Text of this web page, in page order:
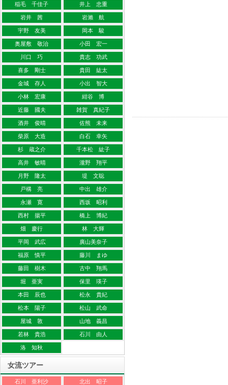
稲毛 千佳子 井上 忠重
岩井 茜 岩瀨 航
宇野 友美 岡本 駿
奥屋敷 敬治 小田 宏一
川口 巧 貴志 功武
喜多 剛士 貴田 紘太
金城 存人 小出 智大
小林 宏康 紺谷 博
近藤 國夫 雑賀 真紀子
酒井 俊晴 佐熊 未来
柴原 大造 白石 幸矢
杉 蔵之介 千本松 紘子
高井 敏晴 瀧野 翔平
月野 隆太 堤 文聡
戸構 亮 中出 雄介
永瀬 寛 西坂 昭利
西村 揚平 橋上 博紀
畑 慶行 林 大輝
平岡 武広 廣山美奈子
福原 慎平 藤川 まゆ
藤田 樹木 古中 翔馬
堀 亜実 保里 瑛子
本田 辰也 松永 貴紀
松本 陽子 松山 武命
屋城 敦 山地 義昌
若林 貴浩 石川 由人
洛 知秋
女流ツアー
石川 亜利沙 北出 昭子